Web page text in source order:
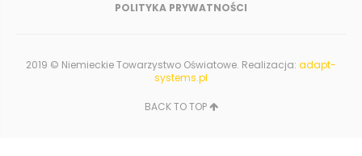
POLITYKA PRYWATNOŚCI
2019 © Niemieckie Towarzystwo Oświatowe. Realizacja: adapt-
systems.pl
BACK TO TOP